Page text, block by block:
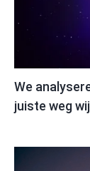
We
juiste weg